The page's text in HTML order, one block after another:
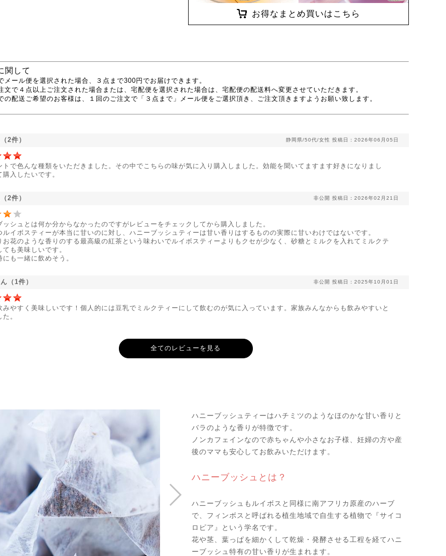
お得なまとめ買いはこちら
関して
ール便を選択された場合、３点まで300円でお届けできます。
で４点以上ご注文された場合または、宅配便を選択された場合は、宅配便の配送料へ変更させていただきます。
配送ご希望のお客様は、１回のご注文で「３点まで」メール便をご選択頂き、ご注文頂きますようお願い致します。
2件） 静岡県/50代/女性 投稿日：2026年06月05日
トで色んな種類をいただきました。その中でこちらの味が気に入り購入しました。効能を聞いてますます好きになりまし
購入したいです。
2件） 非公開 投稿日：2026年02月21日
ッシュとは何か分からなかったのですがレビューをチェックしてから購入しました。
ルイボスティーが本当に甘いのに対し、ハニーブッシュティーは甘い香りはするものの実際に甘いわけではないです。
お花のような香りのする最高級の紅茶という味わいでルイボスティーよりもクセが少なく、砂糖とミルクを入れてミルクテ
ても美味しいです。
にも一緒に飲めそう。
（1件） 非公開 投稿日：2025年10月01日
みやすく美味しいです！個人的には豆乳でミルクティーにして飲むのが気に入っています。家族みんなからも飲みやすいと
。
全てのレビューを見る
ハニーブッシュティーはハチミツのようなほのかな甘い香りと
バラのような香りが特徴です。
ノンカフェインなので赤ちゃんや小さなお子様、妊婦の方や産
後のママも安心してお飲みいただけます。
ハニーブッシュとは？
ハニーブッシュもルイボスと同様に南アフリカ原産のハーブ
で、フィンボスと呼ばれる植生地域で自生する植物で『サイコ
ロピア』という学名です。
花や茎、葉っぱを細かくして乾燥・発酵させる工程を経てハニ
ーブッシュ特有の甘い香りが生まれます。